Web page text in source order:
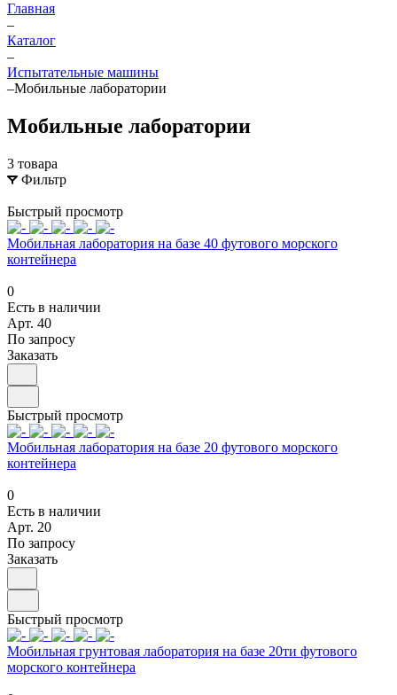
Главная
–
Каталог
–
Испытательные машины
–Мобильные лаборатории
Мобильные лаборатории
3 товара
Фильтр
Быстрый просмотр
Мобильная лаборатория на базе 40 футового морского
контейнера
0
Есть в наличии
Арт. 40
По запросу
Заказать
Быстрый просмотр
Мобильная лаборатория на базе 20 футового морского
контейнера
0
Есть в наличии
Арт. 20
По запросу
Заказать
Быстрый просмотр
Мобильная грунтовая лаборатория на базе 20ти футового
морского контейнера